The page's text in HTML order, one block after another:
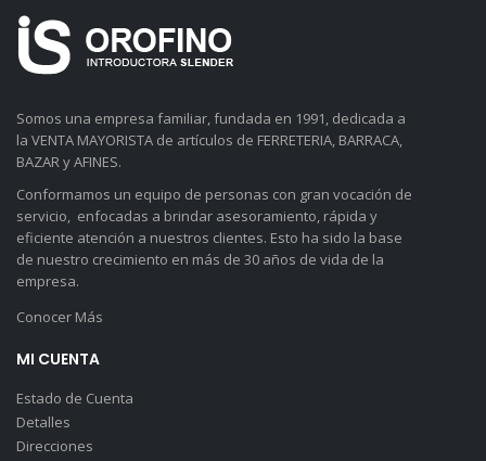
Somos una empresa familiar, fundada en 1991, dedicada a
la VENTA MAYORISTA de artículos de FERRETERIA, BARRACA,
BAZAR y AFINES.
Conformamos un equipo de personas con gran vocación de
servicio, enfocadas a brindar asesoramiento, rápida y
eficiente atención a nuestros clientes. Esto ha sido la base
de nuestro crecimiento en más de 30 años de vida de la
empresa.
Conocer Más
MI CUENTA
Estado de Cuenta
Detalles
Direcciones